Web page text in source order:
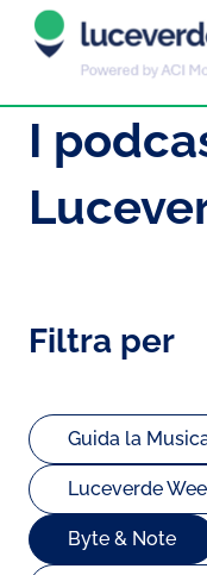
I
Filtra per
Guida la
Luceverde
Byte & Note